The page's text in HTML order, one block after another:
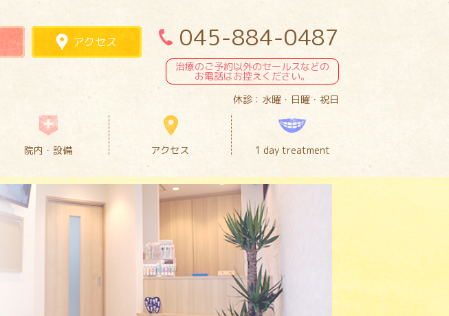
045-884-0487
治療のご予約以外のセールスなどの
お電話はお控えください。
休診：水曜・日曜・祝日
アクセス
院内・設備 アクセス 1 day treatment